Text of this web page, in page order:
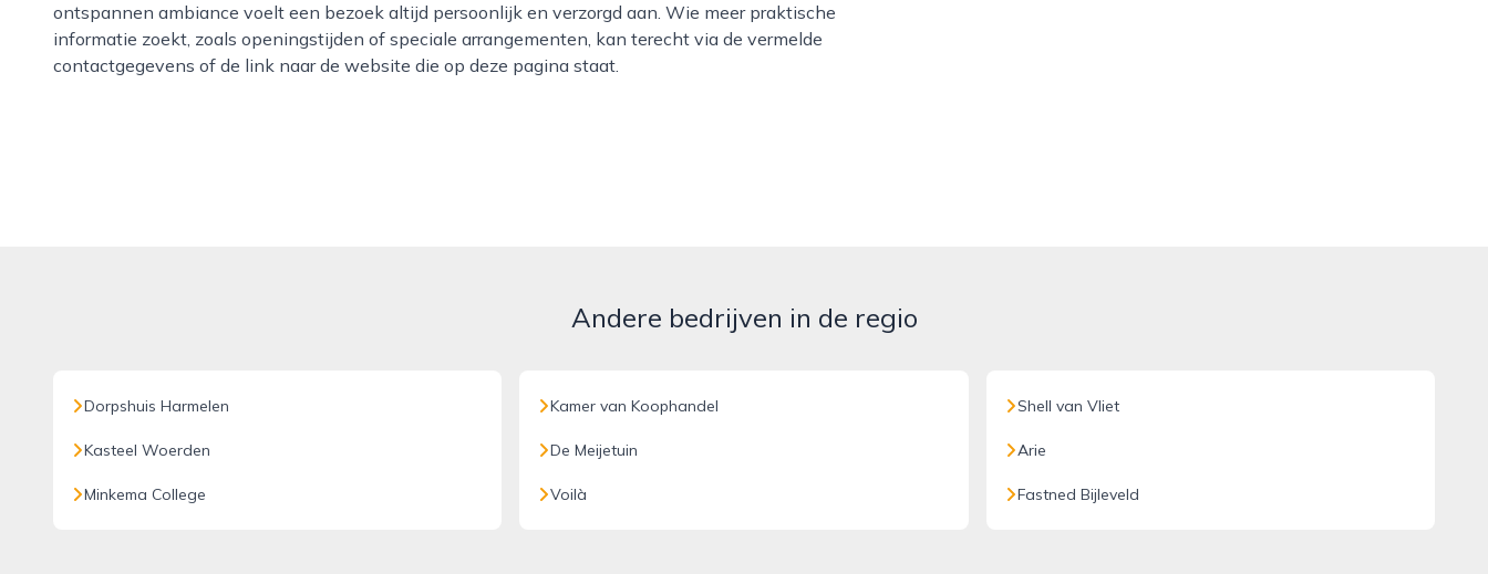
ontspannen ambiance voelt een bezoek altijd persoonlijk en verzorgd aan. Wie meer praktische
informatie zoekt, zoals openingstijden of speciale arrangementen, kan terecht via de vermelde
contactgegevens of de link naar de website die op deze pagina staat.
Andere bedrijven in de regio
Dorpshuis Harmelen
Kasteel Woerden
Minkema College
Kamer van Koophandel
De Meijetuin
Voilà
Shell van Vliet
Arie
Fastned Bijleveld